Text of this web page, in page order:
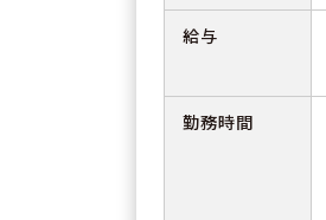
給与
勤務時間